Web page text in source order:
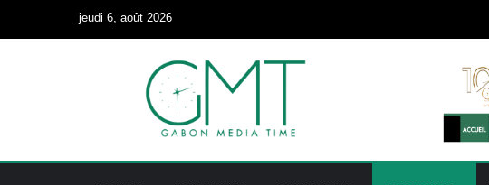
jeudi 6, août 2026